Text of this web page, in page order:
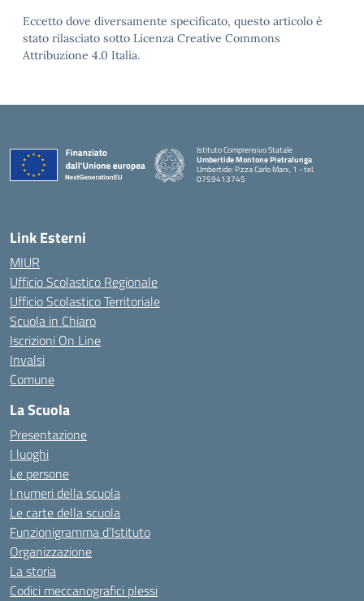
Eccetto dove diversamente specificato, questo articolo è
stato rilasciato sotto Licenza Creative Commons
Attribuzione 4.0 Italia.
Istituto Comprensivo Statale
Umbertide Montone Pietralunga
Umbertide: P.zza Carlo Marx, 1 - tel.
0759413745
Link Esterni
MIUR
Ufficio Scolastico Regionale
Ufficio Scolastico Territoriale
Scuola in Chiaro
Iscrizioni On Line
Invalsi
Comune
La Scuola
Presentazione
I luoghi
Le persone
I numeri della scuola
Le carte della scuola
Funzionigramma d’Istituto
Organizzazione
La storia
Codici meccanografici plessi